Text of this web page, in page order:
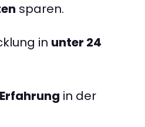
sparen.
in unter 24
in der